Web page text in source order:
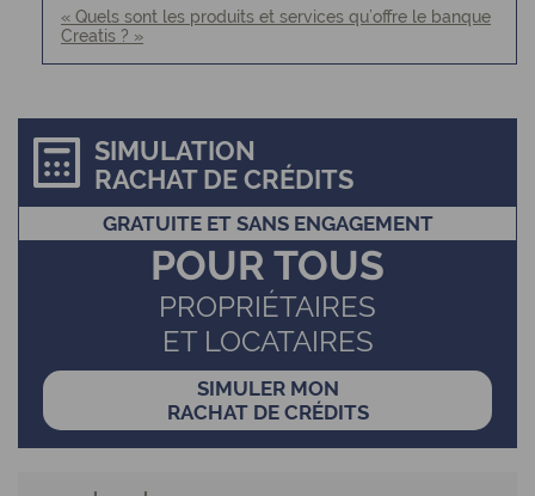
« Quels sont les produits et services qu’offre le banque
Creatis ? »
SIMULATION
RACHAT DE CRÉDITS
GRATUITE ET SANS ENGAGEMENT
POUR TOUS
PROPRIÉTAIRES
ET LOCATAIRES
SIMULER MON
RACHAT DE CRÉDITS